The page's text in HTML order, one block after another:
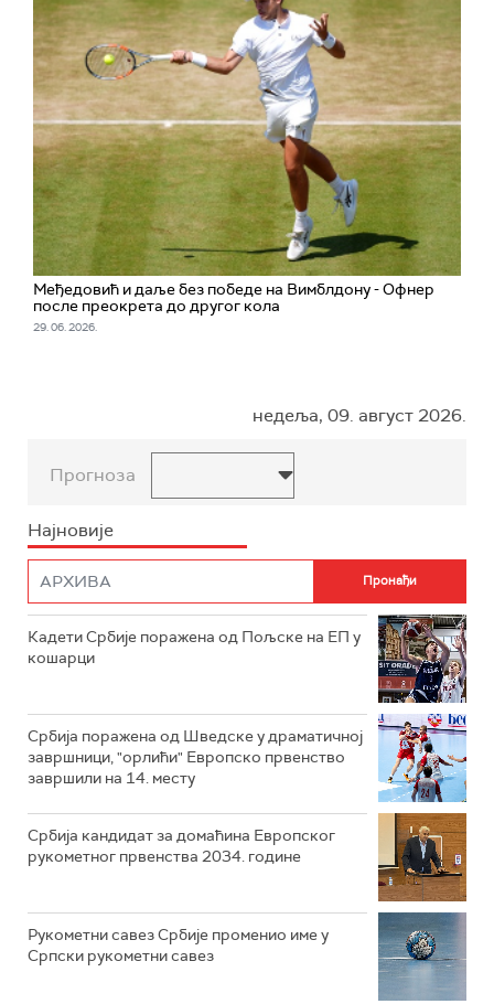
Међедовић и даље без победе на Вимблдону - Офнер
после преокрета до другог кола
29. 06. 2026.
недеља, 09. август 2026.
Прогноза
Најновије
Кадети Србије поражена од Пољске на ЕП у
кошарци
Србија поражена од Шведске у драматичној
завршници, "орлићи" Европско првенство
завршили на 14. месту
Србија кандидат за домаћина Европског
рукометног првенства 2034. године
Рукометни савез Србије променио име у
Српски рукометни савез